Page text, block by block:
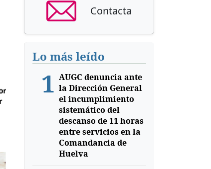
Contacta
Lo más leído
1 AUGC denuncia ante
la Dirección General
el incumplimiento
sistemático del
descanso de 11 horas
entre servicios en la
Comandancia de
Huelva